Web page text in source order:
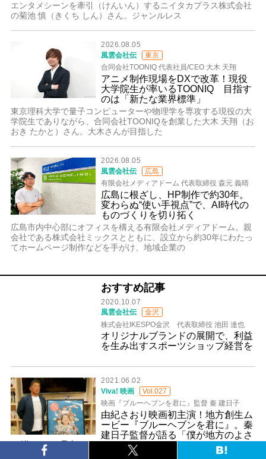
エンタメシーンを牽引（けんいん）するニイタカプラス株式会社
の菊池 慎（きくち しん）さん。ジャンルレス
2026.08.05
風雲会社伝
東京
合同会社TOONIQ 代表社員/CEO 大木 天翔
アニメ制作現場をDXで改革！現役
大学院生が率いるTOONIQ 目指す
のは「新たな業界標準」
東京理科大学で量子コンピューターや物理学を専攻する現役の大
学院生でありながら、合同会社TOONIQを創業した大木 天翔（お
おき たかと）さん。大木さんが目指した
2026.08.05
風雲会社伝
広島
有限会社メディアドーム 代表取締役 森元 義晴
広島に根ざし、HP制作で約30年。
変わらぬ“使い手視点”で、AI時代の
ものづくりを切り拓く
広島市内中心部にオフィスを構える有限会社メディアドーム。親
会社である株式会社ミックスとともに、設立から約30年にわたっ
てホームページ制作などを手がけ、地域企業の
おすすめ記事
2020.10.07
風雲会社伝
金沢
株式会社IKESPO金沢 代表取締役 池田 達也
オリジナルブランドの展開で、利益
を生み出すスポーツショップ経営を
2021.06.02
Viva! 映画
Vol.027
映画『ブルーヘブンを君に』監督 秦 建日子
由紀さおり映画初主演！地方創生ム
ービー『ブルーヘブンを君に』。秦
建日子監督が語る「僕が地方のよさ
を描きたい理由」